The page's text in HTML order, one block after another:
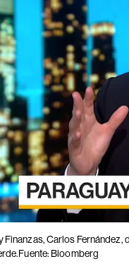
Finanzas, Carlos
Bloomberg